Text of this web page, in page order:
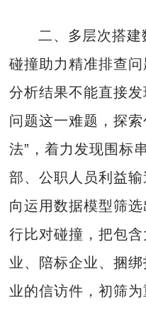
二、多层次搭
碰撞助力精准排查
分析结果不能直接
问题这一难题，探
法”，着力发现围标
部、公职人员利益
向运用数据模型筛
行比对碰撞，把包
业、陪标企业、捆
业的信访件，初筛